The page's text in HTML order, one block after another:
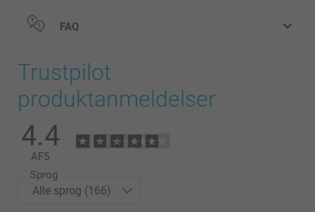
FAQ
Trustpilot
produktanmeldelser
4.4
AF5
Sprog